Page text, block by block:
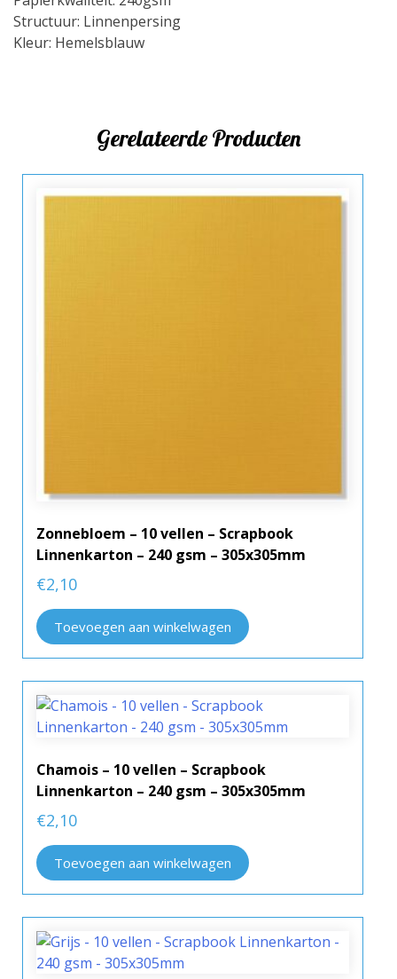
Structuur: Linnenpersing
Kleur: Hemelsblauw
Gerelateerde Producten
Zonnebloem – 10 vellen – Scrapbook
Linnenkarton – 240 gsm – 305x305mm
€2,10
Toevoegen aan winkelwagen
Chamois – 10 vellen – Scrapbook
Linnenkarton – 240 gsm – 305x305mm
€2,10
Toevoegen aan winkelwagen